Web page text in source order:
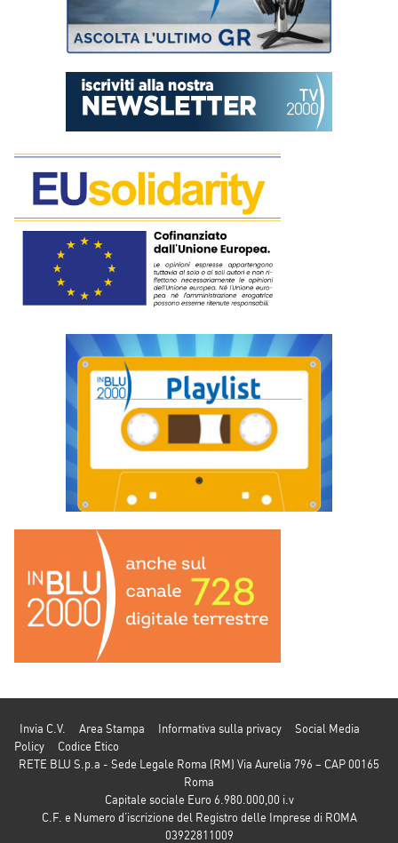
Invia C.V. Area Stampa Informativa sulla privacy
Social Media
Policy
Codice Etico
RETE BLU S.p.a - Sede Legale Roma (RM) Via Aurelia 796 – CAP 00165
Roma
Capitale sociale Euro 6.980.000,00 i.v
C.F. e Numero d’iscrizione del Registro delle Imprese di ROMA
03922811009